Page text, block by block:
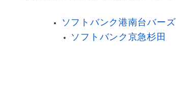
ソフトバンク港南台バーズ
ソフトバンク京急杉田